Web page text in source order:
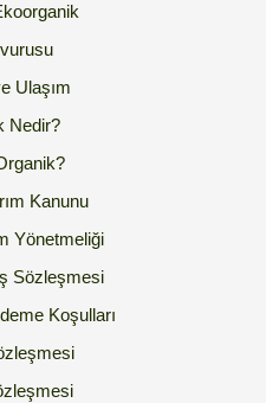
Ulaşım
Nedir?
Kanunu
Yönetmeliği
Sözleşmesi
Koşulları